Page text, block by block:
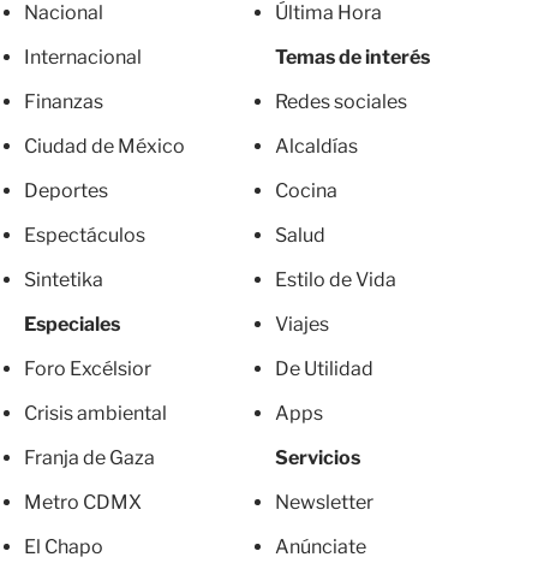
Nacional
Internacional
Finanzas
Ciudad de México
Deportes
Espectáculos
Sintetika
Especiales
Foro Excélsior
Crisis ambiental
Franja de Gaza
Metro CDMX
El Chapo
Última Hora
Temas de interés
Redes sociales
Alcaldías
Cocina
Salud
Estilo de Vida
Viajes
De Utilidad
Apps
Servicios
Newsletter
Anúnciate